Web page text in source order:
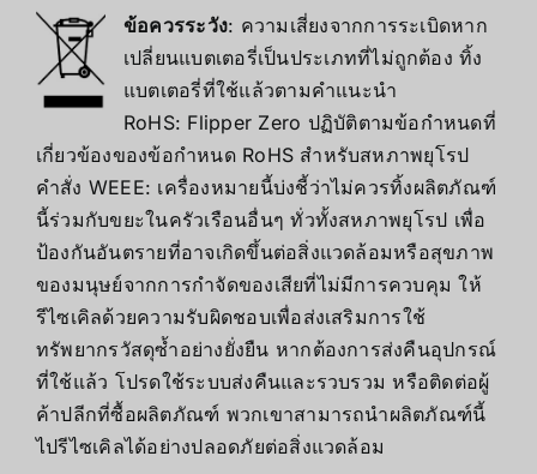
ข้อควรระวัง: ความเสี่ยงจากการระเบิดหาก
เปลี่ยนแบตเตอรี่เป็นประเภทที่ไม่ถูกต้อง ทิ้ง
แบตเตอรี่ที่ใช้แล้วตามคำแนะนำ
RoHS: Flipper Zero ปฏิบัติตามข้อกำหนดที่
เกี่ยวข้องของข้อกำหนด RoHS สำหรับสหภาพยุโรป
คำสั่ง WEEE: เครื่องหมายนี้บ่งชี้ว่าไม่ควรทิ้งผลิตภัณฑ์
นี้ร่วมกับขยะในครัวเรือนอื่นๆ ทั่วทั้งสหภาพยุโรป เพื่อ
ป้องกันอันตรายที่อาจเกิดขึ้นต่อสิ่งแวดล้อมหรือสุขภาพ
ของมนุษย์จากการกำจัดของเสียที่ไม่มีการควบคุม ให้
รีไซเคิลด้วยความรับผิดชอบเพื่อส่งเสริมการใช้
ทรัพยากรวัสดุซ้ำอย่างยั่งยืน หากต้องการส่งคืนอุปกรณ์
ที่ใช้แล้ว โปรดใช้ระบบส่งคืนและรวบรวม หรือติดต่อผู้
ค้าปลีกที่ซื้อผลิตภัณฑ์ พวกเขาสามารถนำผลิตภัณฑ์นี้
ไปรีไซเคิลได้อย่างปลอดภัยต่อสิ่งแวดล้อม